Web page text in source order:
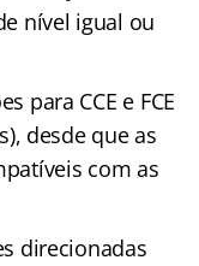
nível igual ou
para CCE e FCE
desde que as
com as
direcionadas